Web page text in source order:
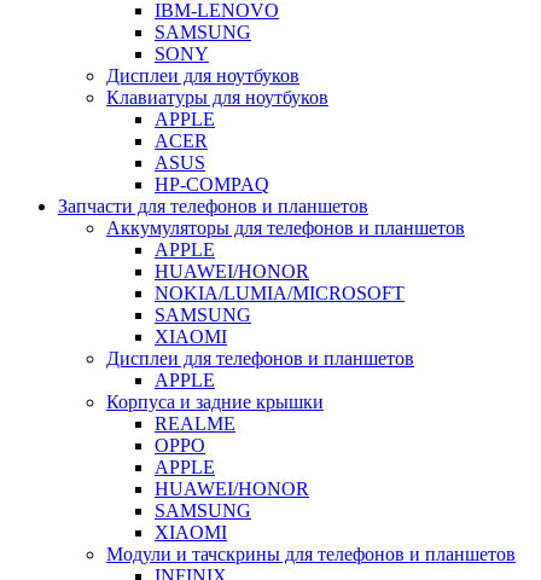
IBM-LENOVO
SAMSUNG
SONY
Дисплеи для ноутбуков
Клавиатуры для ноутбуков
APPLE
ACER
ASUS
HP-COMPAQ
Запчасти для телефонов и планшетов
Аккумуляторы для телефонов и планшетов
APPLE
HUAWEI/HONOR
NOKIA/LUMIA/MICROSOFT
SAMSUNG
XIAOMI
Дисплеи для телефонов и планшетов
APPLE
Корпуса и задние крышки
REALME
OPPO
APPLE
HUAWEI/HONOR
SAMSUNG
XIAOMI
Модули и тачскрины для телефонов и планшетов
INFINIX